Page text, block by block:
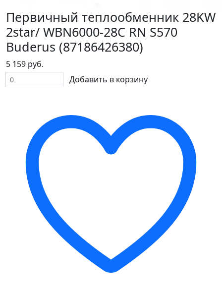
Первичный теплообменник 28KW
2star/ WBN6000-28C RN S570
Buderus (87186426380)
5 159 руб.
Добавить в корзину